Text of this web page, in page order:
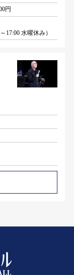
円
17:00 水曜休み）